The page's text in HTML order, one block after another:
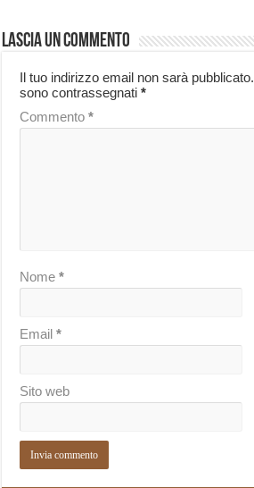
Lascia un commento
Il tuo indirizzo email non sarà pubblicato.
sono contrassegnati*
Commento*
Nome*
Email*
Sito web